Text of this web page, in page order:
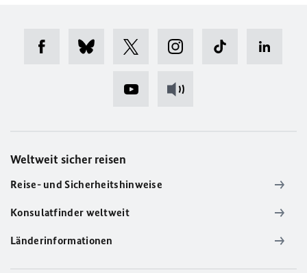
Weltweit sicher reisen
Reise- und Sicherheitshinweise
Konsulatfinder weltweit
Länderinformationen